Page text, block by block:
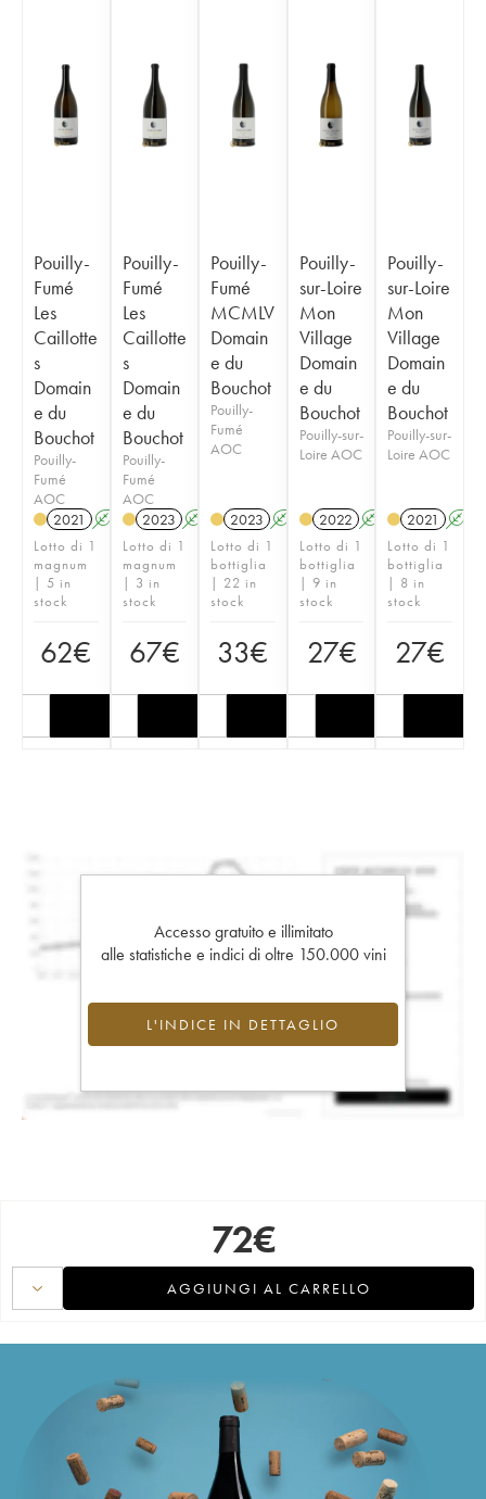
Pouilly-
Fumé
Les
Caillotte
s
Domain
e du
Bouchot
Pouilly-
Fumé
AOC
2021
A
Lotto di 1
magnum
| 5 in
stock
62€
Pouilly-
Fumé
Les
Caillotte
s
Domain
e du
Bouchot
Pouilly-
Fumé
AOC
2023 A
Lotto di 1
magnum
| 3 in
stock
67€
Pouilly-
Fumé
MCMLV
Domain
e du
Bouchot
Pouilly-
Fumé
AOC
2023 A
Lotto di 1
bottiglia
| 22 in
stock
33€
Pouilly-
sur-Loire
Mon
Village
Domain
e du
Bouchot
Pouilly-sur-
Loire AOC
2022 A
Lotto di 1
bottiglia
| 9 in
stock
27€
Pouilly-
sur-Loire
Mon
Village
Domain
e du
Bouchot
Pouilly-sur-
Loire AOC
2021 A
Lotto di 1
bottiglia
| 8 in
stock
27€
Accesso gratuito e illimitato
alle statistiche e indici di oltre 150.000 vini
L'INDICE IN DETTAGLIO
72€
AGGIUNGI AL CARRELLO